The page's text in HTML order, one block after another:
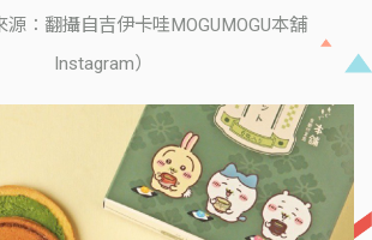
：翻攝自吉伊卡哇MOGUMOGU本舖
Instagram）